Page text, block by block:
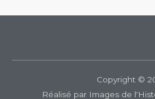
Copyright ©
Réalisé par Images de